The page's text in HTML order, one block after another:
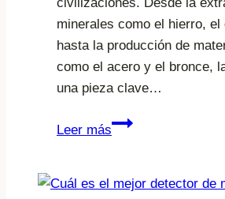
minerales como el hierro, el
hasta la producción de
como el acero y el bronce,
una pieza clave…
Leer más
Orígenes
minería: